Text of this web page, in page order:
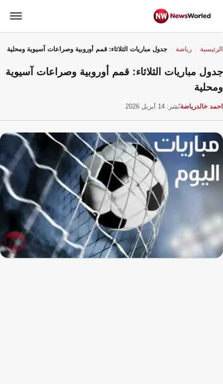
الرئيسية رياضة جدول مباريات الثلاثاء: قمم أوروبية وصراعات آسيوية ومحلية
جدول مباريات الثلاثاء: قمم أوروبية وصراعات آسيوية
ومحلية
احمد خالدرياضةنُشر: 14 أبريل 2026